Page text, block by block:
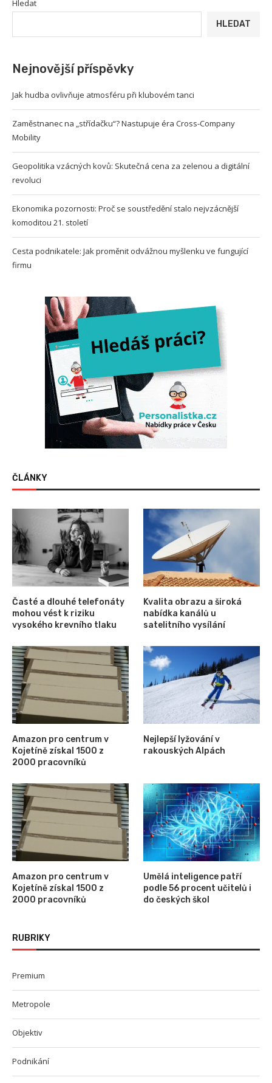
Hledat
HLEDAT
Nejnovější příspěvky
Jak hudba ovlivňuje atmosféru při klubovém tanci
Zaměstnanec na „střídačku“? Nastupuje éra Cross-Company
Mobility
Geopolitika vzácných kovů: Skutečná cena za zelenou a digitální
revoluci
Ekonomika pozornosti: Proč se soustředění stalo nejvzácnější
komoditou 21. století
Cesta podnikatele: Jak proměnit odvážnou myšlenku ve fungující
firmu
ČLÁNKY
Časté a dlouhé telefonáty
mohou vést k riziku
vysokého krevního tlaku
Kvalita obrazu a široká
nabídka kanálů u
satelitního vysílání
Amazon pro centrum v
Kojetíně získal 1500 z
2000 pracovníků
Nejlepší lyžování v
rakouských Alpách
Amazon pro centrum v
Kojetíně získal 1500 z
2000 pracovníků
Umělá inteligence patří
podle 56 procent učitelů i
do českých škol
RUBRIKY
Premium
Metropole
Objektiv
Podnikání